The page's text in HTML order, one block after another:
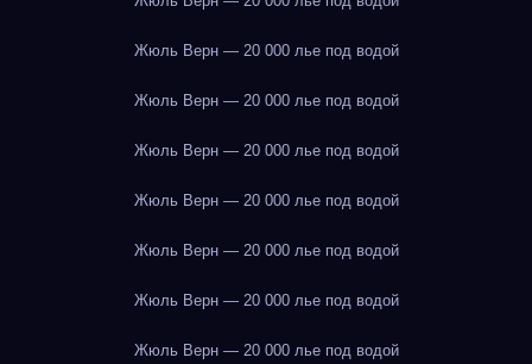
Жюль Верн — 20 000 лье под водой
Жюль Верн — 20 000 лье под водой
Жюль Верн — 20 000 лье под водой
Жюль Верн — 20 000 лье под водой
Жюль Верн — 20 000 лье под водой
Жюль Верн — 20 000 лье под водой
Жюль Верн — 20 000 лье под водой